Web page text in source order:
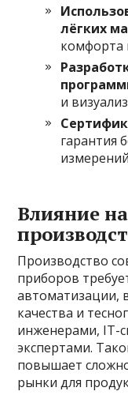
лёгких
комфорта
и
гарантия
Влияние
Производство
приборов
автоматизации,
качества и
инженерами, IT-
экспертами.
повышает
рынки для